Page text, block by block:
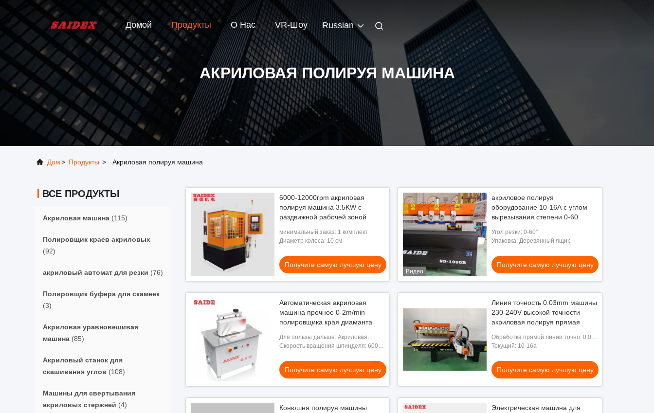
Домой Продукты О Нас VR-Шоу Russian
АКРИЛОВАЯ ПОЛИРУЯ МАШИНА
Дом> Продукты > Акриловая полируя машина
ВСЕ ПРОДУКТЫ
Акриловая машина (115)
Полировщик краев акриловых
(92)
акриловый автомат для резки (76)
Полировщик буфера для скамеек
(3)
Акриловая уравновешивая
машина (85)
Акриловый станок для
скашивания углов (108)
Машины для свертывания
акриловых стержней (4)
6000-12000rpm акриловая
полируя машина 3.5KW с
раздвижной рабочей зоной
минимальный заказ: 1 комплект
Диаметр колеса: 10 см
Получите самую лучшую цену
Видео
акриловое полируя
оборудование 10-16A с углом
вырезывания степени 0-60
Угол резки: 0-60°
Упаковка: Деревянный ящик
Получите самую лучшую цену
Автоматическая акриловая
машина прочное 0-2m/min
полировщика края диаманта
Для пользы дальше: Акриловая
обработка
Скорость вращения шпинделя: 6000-
Получите самую лучшую цену
Линия точность 0.03mm машины
230-240V высокой точности
акриловая полируя прямая
Обработка прямой линии точно: 0,03
мм
Текущий: 10-16а
Получите самую лучшую цену
Конюшня полируя машины
Электрическая машина для